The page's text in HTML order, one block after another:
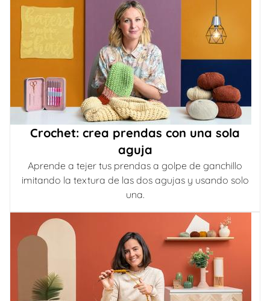
Crochet: crea prendas con una sola
aguja
Aprende a tejer tus prendas a golpe de ganchillo
imitando la textura de las dos agujas y usando solo
una.